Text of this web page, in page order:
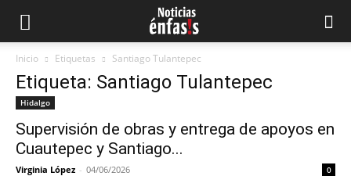
Inicio Etiquetas Santiago Tulantepec
Etiqueta: Santiago Tulantepec
Hidalgo
Supervisión de obras y entrega de apoyos en
Cuautepec y Santiago...
Virginia López - 04/06/2026 0